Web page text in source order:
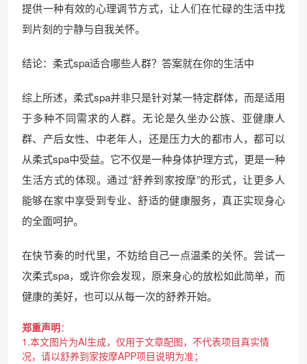
提供一种有效的心理调节方式，让人们在忙碌的生活中找
到片刻的宁静与自我关怀。
结论：柔式spa适合哪些人群？答案就在你的生活中
综上所述，柔式spa并非只是针对某一特定群体，而是适用
于多种不同需求的人群。无论是久坐办公族、亚健康人
群、产后女性、中老年人，还是压力大的都市人，都可以
从柔式spa中受益。它不仅是一种身体护理方式，更是一种
生活方式的体现。通过“舒养到家按摩”的形式，让更多人
能够在家中享受到专业、舒适的健康服务，真正实现身心
的全面呵护。
在快节奏的时代里，不妨给自己一点温柔的关怀。尝试一
次柔式spa，或许你会发现，原来身心的放松如此简单，而
健康的美好，也可以从每一次的舒养开始。
郑重声明：
1.本文图片为AI生成，仅用于文章配图，不代表项目真实情
况，请以舒养到家按摩APP项目说明为准；